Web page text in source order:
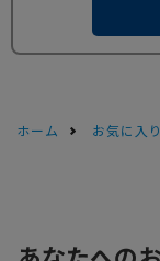
ホーム お気に入り